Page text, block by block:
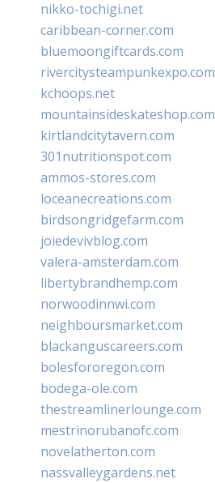
nikko-tochigi.net
caribbean-corner.com
bluemoongiftcards.com
rivercitysteampunkexpo.com
kchoops.net
mountainsideskateshop.com
kirtlandcitytavern.com
301nutritionspot.com
ammos-stores.com
loceanecreations.com
birdsongridgefarm.com
joiedevivblog.com
valera-amsterdam.com
libertybrandhemp.com
norwoodinnwi.com
neighboursmarket.com
blackanguscareers.com
bolesfororegon.com
bodega-ole.com
thestreamlinerlounge.com
mestrinorubanofc.com
novelatherton.com
nassvalleygardens.net